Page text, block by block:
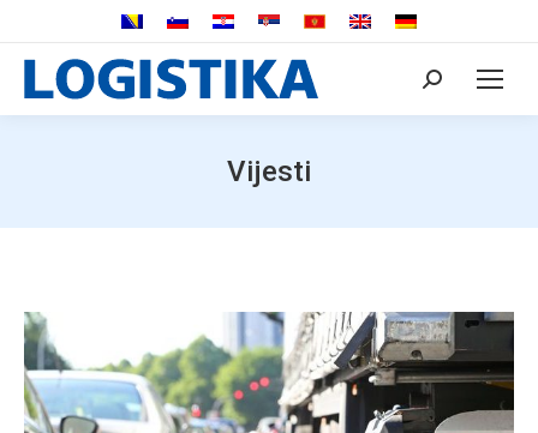
Search:
Vijesti